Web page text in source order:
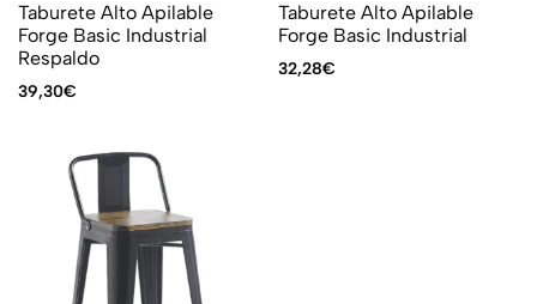
Taburete Alto Apilable
Forge Basic Industrial
Respaldo
39,30€
Taburete Alto Apilable
Forge Basic Industrial
32,28€